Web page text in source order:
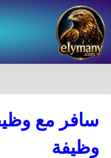
وظيفة